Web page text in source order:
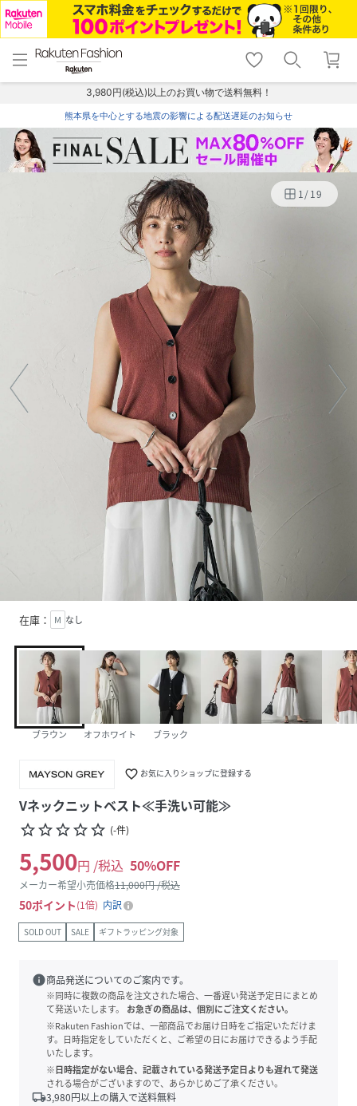
menu home
トップ
shopping_cart lock_outline
ログイン
3,980円(税込)以上のお買い物で送料無料！
熊本県を中心とする地震の影響による配送遅延のお知らせ
1/19
在庫： M なし
ブラウン オフホワイト ブラック
favorite_border お気に入りショップに登録する
Vネックニットベスト≪手洗い可能≫
star_borderstar_borderstar_borderstar_borderstar_border (-件)
5,500円 /税込 50%OFF
メーカー希望小売価格11,000円 /税込
50ポイント 1倍 内訳
SOLD OUT SALE ギフトラッピング対象
info商品発送についてのご案内です。
※同時に複数の商品を注文された場合、一番遅い発送予定日にまとめ
て発送いたします。
お急ぎの商品は、個別にご注文ください。
※Rakuten Fashionでは、一部商品でお届け日時をご指定いただけま
す。日時指定をしていただくと、ご希望の日にお届けできるよう手配
いたします。
※日時指定がない場合、記載されている発送予定日よりも遅れて発送
される場合がございますので、あらかじめご了承ください。
local_shipping3,980円以上の購入で送料無料